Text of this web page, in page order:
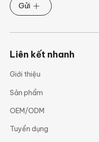
Gửi
Liên kết nhanh
Giới thiệu
Sản phẩm
OEM/ODM
Tuyển dụng